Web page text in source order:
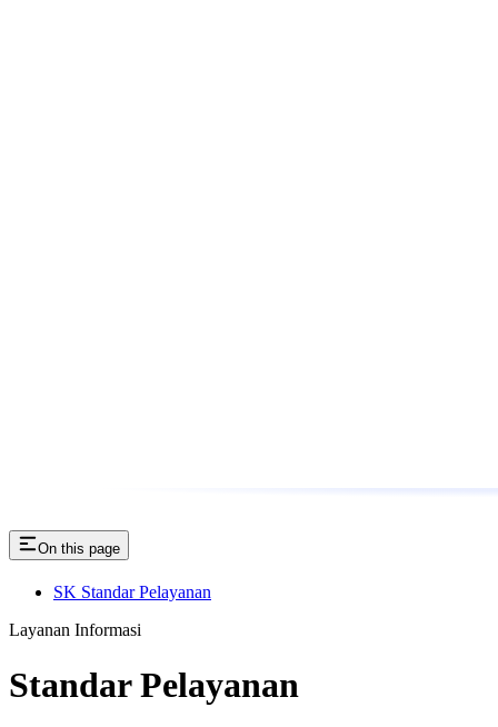
On this page
SK Standar Pelayanan
Layanan Informasi
Standar Pelayanan